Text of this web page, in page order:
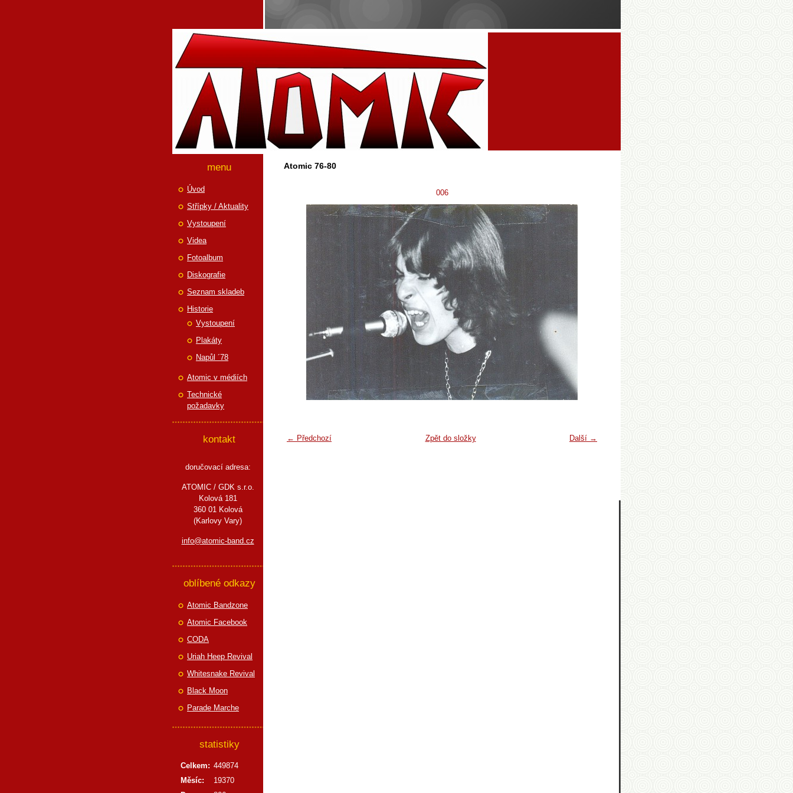
Atomic 76-80
006
← Předchozí Další →
Zpět do složky
menu
Úvod
Střípky / Aktuality
Vystoupení
Videa
Fotoalbum
Diskografie
Seznam skladeb
Historie
Vystoupení
Plakáty
Napůl ´78
Atomic v médiích
Technické
požadavky
kontakt
doručovací adresa:
ATOMIC / GDK s.r.o.
Kolová 181
360 01 Kolová
(Karlovy Vary)
info@atomic-band.cz
oblíbené odkazy
Atomic Bandzone
Atomic Facebook
CODA
Uriah Heep Revival
Whitesnake Revival
Black Moon
Parade Marche
statistiky
Celkem: 449874
Měsíc:
19370